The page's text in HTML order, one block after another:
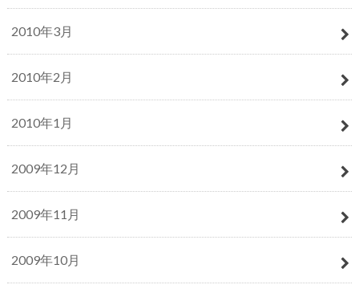
2010年3月
2010年2月
2010年1月
2009年12月
2009年11月
2009年10月